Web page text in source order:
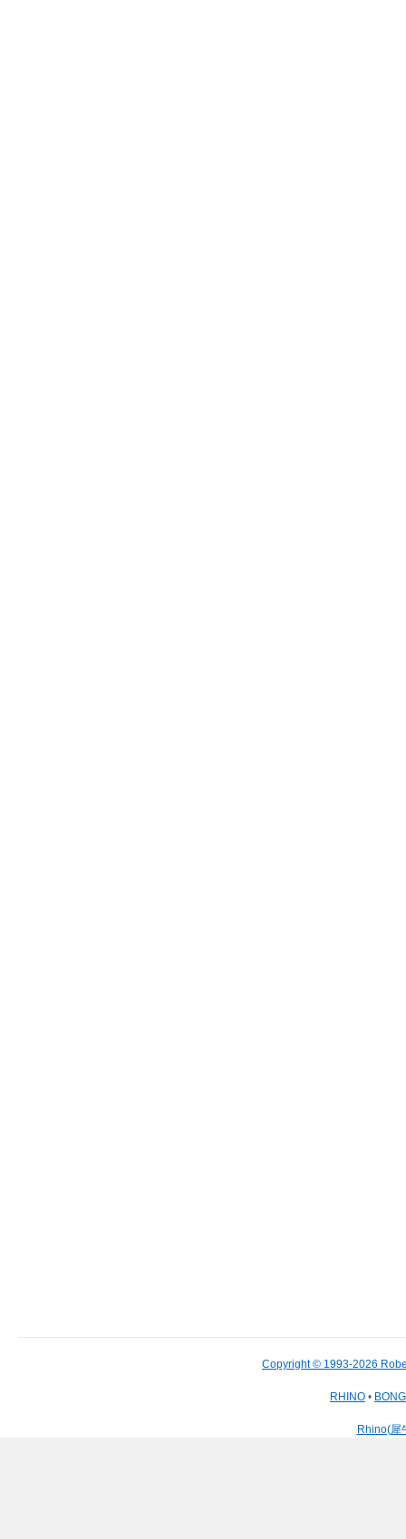
Copyright © 1993-2026
RHINO •
Rhino(犀